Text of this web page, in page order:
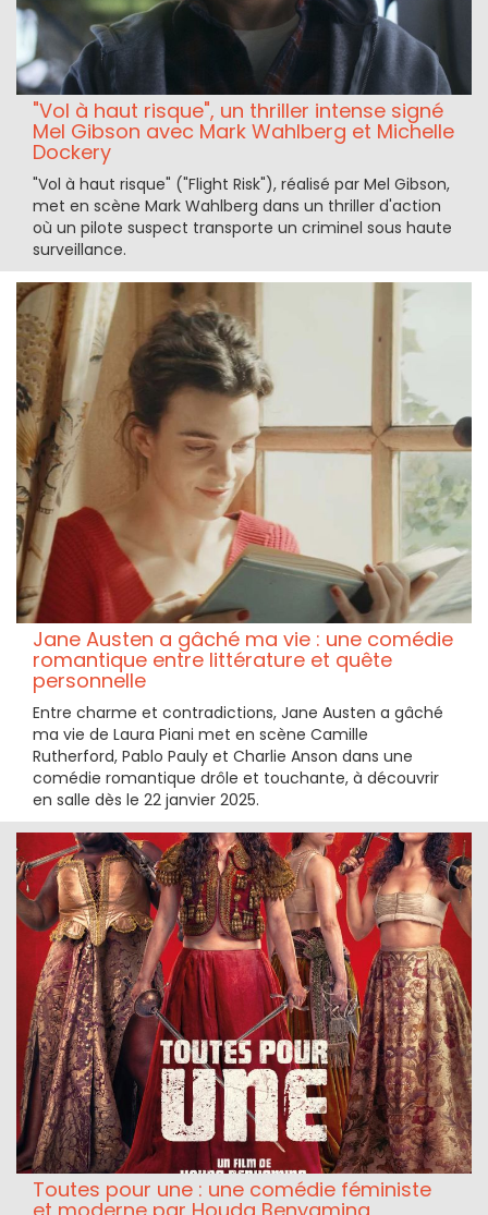
"Vol à haut risque", un thriller intense signé
Mel Gibson avec Mark Wahlberg et Michelle
Dockery
"Vol à haut risque" ("Flight Risk"), réalisé par Mel Gibson,
met en scène Mark Wahlberg dans un thriller d'action
où un pilote suspect transporte un criminel sous haute
surveillance.
Jane Austen a gâché ma vie : une comédie
romantique entre littérature et quête
personnelle
Entre charme et contradictions, Jane Austen a gâché
ma vie de Laura Piani met en scène Camille
Rutherford, Pablo Pauly et Charlie Anson dans une
comédie romantique drôle et touchante, à découvrir
en salle dès le 22 janvier 2025.
Toutes pour une : une comédie féministe